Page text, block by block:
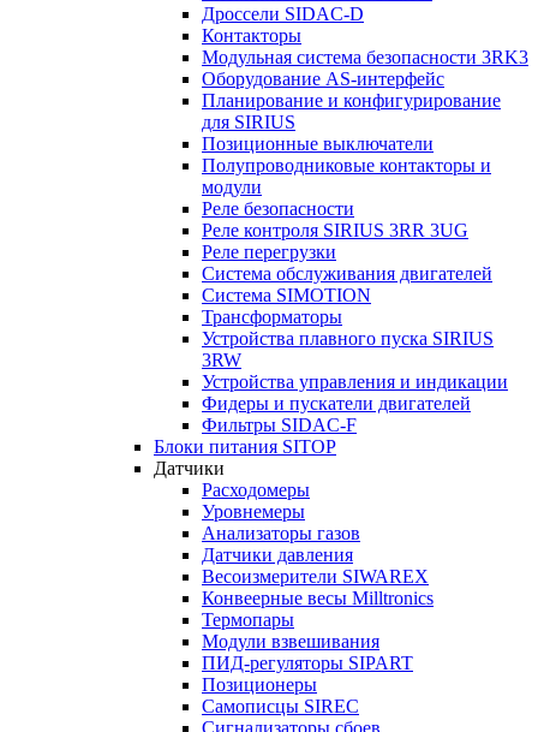
Дроссели SIDAC-D
Контакторы
Модульная система безопасности 3RK3
Оборудование AS-интерфейс
Планирование и конфигурирование
для SIRIUS
Позиционные выключатели
Полупроводниковые контакторы и
модули
Реле безопасности
Реле контроля SIRIUS 3RR 3UG
Реле перегрузки
Сиcтема обслуживания двигателей
Система SIMOTION
Трансформаторы
Устройства плавного пуска SIRIUS
3RW
Устройства управления и индикации
Фидеры и пускатели двигателей
Фильтры SIDAC-F
Блоки питания SITOP
Датчики
Расходомеры
Уровнемеры
Анализаторы газов
Датчики давления
Весоизмерители SIWAREX
Конвеерные весы Milltronics
Термопары
Модули взвешивания
ПИД-регуляторы SIPART
Позиционеры
Самописцы SIREC
Сигнализаторы сбоев